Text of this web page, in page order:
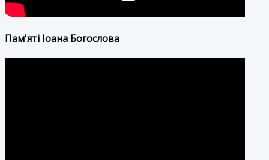
Пам'яті Іоана Богослова